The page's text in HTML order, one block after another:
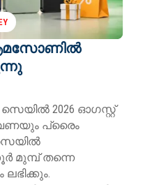
2026 ഓഗസ്റ്റ്
പ്രൈം
മുമ്പ് തന്നെ